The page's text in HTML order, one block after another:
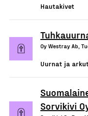
Hautakivet
Oy Westray Ab,
Uurnat ja arkut
Sorvikivi